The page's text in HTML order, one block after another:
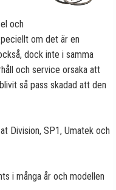
och
om det är en
dock inte i samma
och service orsaka att
så pass skadad att den
Division, SP1, Umatek och
i många år och modellen